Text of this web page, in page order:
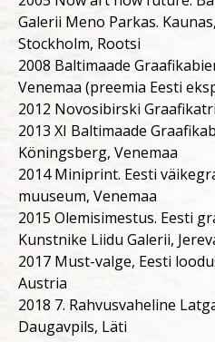
Galerii Meno Parkas.
Stockholm, Rootsi
2008 Baltimaade
Venemaa (preemia Eesti
2012 Novosibirski
2013 XI Baltimaade
Köningsberg, Venemaa
2014 Miniprint. Eesti
muuseum, Venemaa
2015 Olemisimestus. Eesti
Kunstnike Liidu Galerii,
2017 Must-valge, Eesti
Austria
2018 7. Rahvusvaheline
Daugavpils, Läti